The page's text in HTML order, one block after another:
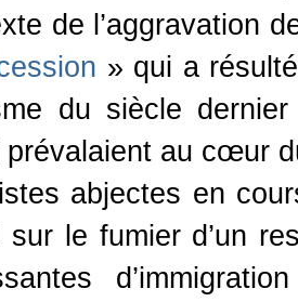
de l’aggravation
» qui a
du siècle
prévalaient au cœur
abjectes en
sur le fumier d’un